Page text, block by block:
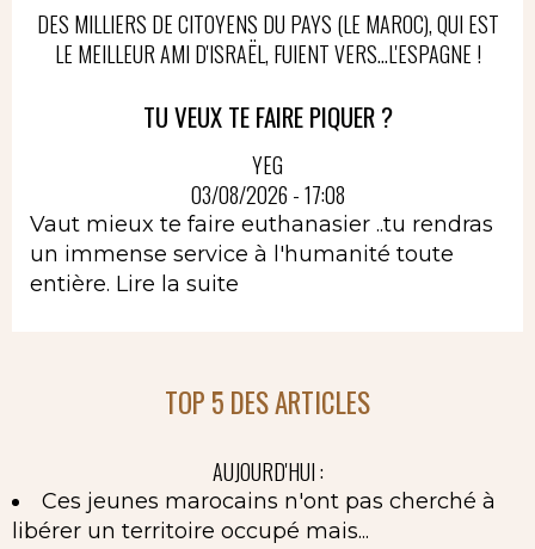
DES MILLIERS DE CITOYENS DU PAYS (LE MAROC), QUI EST
LE MEILLEUR AMI D'ISRAËL, FUIENT VERS...L'ESPAGNE !
TU VEUX TE FAIRE PIQUER ?
YEG
03/08/2026 - 17:08
Vaut mieux te faire euthanasier ..tu rendras
un immense service à l'humanité toute
entière. Lire la suite
TOP 5 DES ARTICLES
AUJOURD'HUI :
Ces jeunes marocains n'ont pas cherché à
libérer un territoire occupé mais...